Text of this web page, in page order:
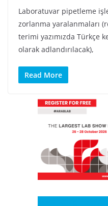
Laboratuvar pipetleme
zorlanma yaralanmaları
terimi yazımızda Türkçe
olarak adlandırılacak),
Read More